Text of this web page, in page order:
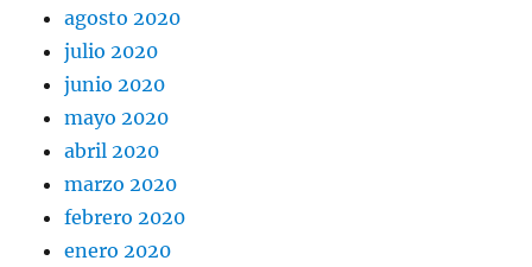
agosto 2020
julio 2020
junio 2020
mayo 2020
abril 2020
marzo 2020
febrero 2020
enero 2020